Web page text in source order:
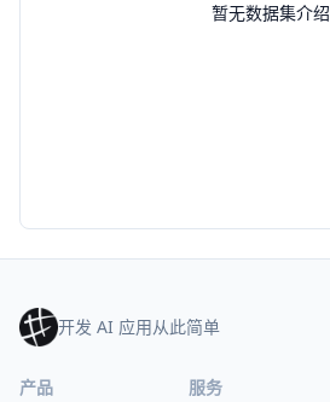
暂无数据集介绍
开发 AI 应用从此简单
产品 服务